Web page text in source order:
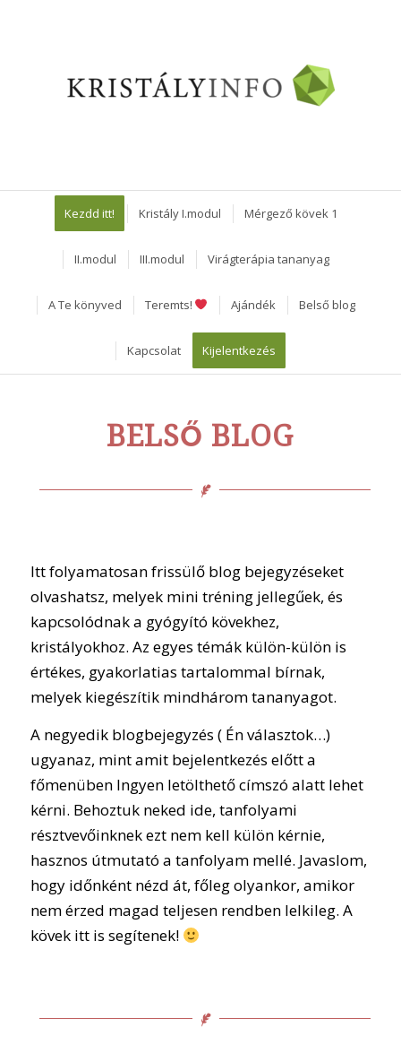
Kezdd itt! Kristály I.modul Mérgező kövek 1
II.modul III.modul Virágterápia tananyag
A Te könyved Teremts! Ajándék Belső blog
Kapcsolat Kijelentkezés
BELSŐ BLOG
Itt folyamatosan frissülő blog bejegyzéseket
olvashatsz, melyek mini tréning jellegűek, és
kapcsolódnak a gyógyító kövekhez,
kristályokhoz. Az egyes témák külön-külön is
értékes, gyakorlatias tartalommal bírnak,
melyek kiegészítik mindhárom tananyagot.
A negyedik blogbejegyzés ( Én választok…)
ugyanaz, mint amit bejelentkezés előtt a
főmenüben Ingyen letölthető címszó alatt lehet
kérni. Behoztuk neked ide, tanfolyami
résztvevőinknek ezt nem kell külön kérnie,
hasznos útmutató a tanfolyam mellé. Javaslom,
hogy időnként nézd át, főleg olyankor, amikor
nem érzed magad teljesen rendben lelkileg. A
kövek itt is segítenek!